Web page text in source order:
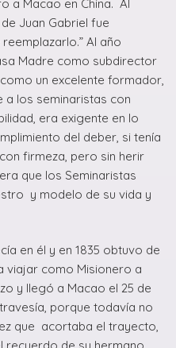
a Macao en China. Al
Juan Gabriel fue
Al año
Madre como subdirector
un excelente formador,
los seminaristas con
era exigente en lo
del deber, si tenía
firmeza, pero sin herir
que los Seminaristas
y modelo de su vida y
en él y en 1835 obtuvo de
viajar como Misionero a
y llegó a Macao el 25 de
porque todavía no
que acortaba el trayecto,